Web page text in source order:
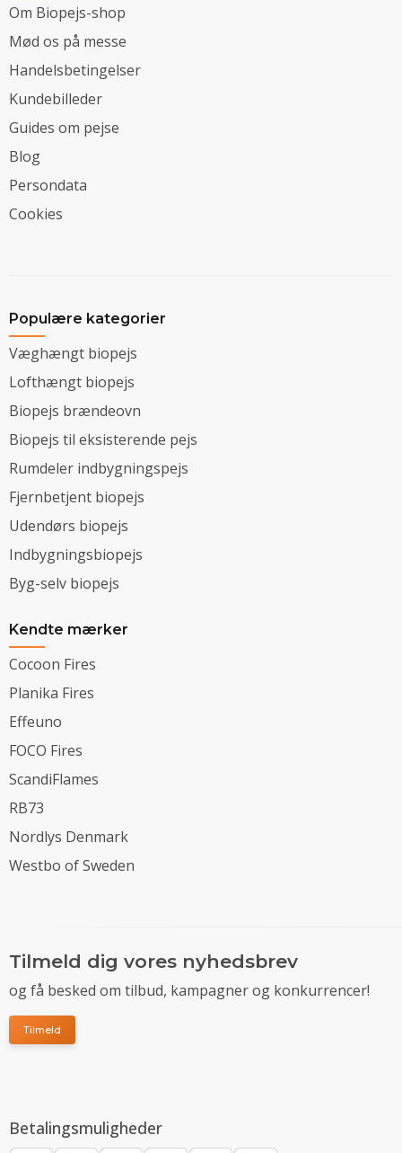
Om Biopejs-shop
Mød os på messe
Handelsbetingelser
Kundebilleder
Guides om pejse
Blog
Persondata
Cookies
Populære kategorier
Væghængt biopejs
Lofthængt biopejs
Biopejs brændeovn
Biopejs til eksisterende pejs
Rumdeler indbygningspejs
Fjernbetjent biopejs
Udendørs biopejs
Indbygningsbiopejs
Byg-selv biopejs
Kendte mærker
Cocoon Fires
Planika Fires
Effeuno
FOCO Fires
ScandiFlames
RB73
Nordlys Denmark
Westbo of Sweden
Tilmeld dig vores nyhedsbrev
og få besked om tilbud, kampagner og konkurrencer!
Tilmeld
Betalingsmuligheder